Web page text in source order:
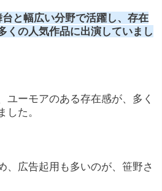
基づくサポートを受けること
はプロモーションやキャリア
で1本、100万~300万円
万円~150万円
と幅広い分野で活躍し、存在
くの人気作品に出演していまし
ユーモアのある存在感が、多く
た。
、広告起用も多いのが、笹野さ